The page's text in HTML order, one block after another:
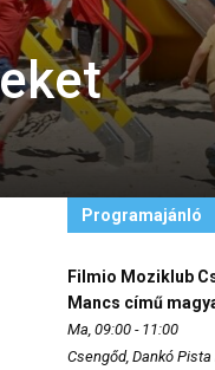
Programajánló
Filmio Moziklub
Mancs című
Ma, 09:00 - 11:00
Csengőd, Dankó